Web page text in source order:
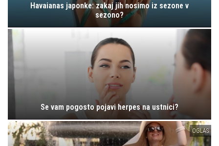
Havaianas japonke: zakaj jih nosimo iz sezone v
sezono?
Se vam pogosto pojavi herpes na ustnici?
OGLAS